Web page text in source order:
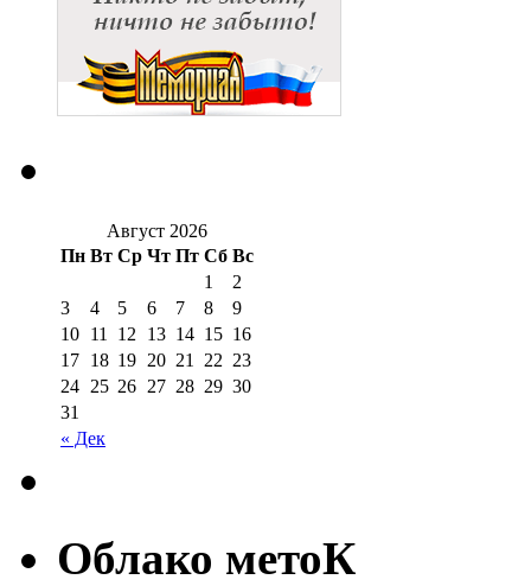
Август 2026
Пн Вт Ср Чт Пт Сб Вс
« Дек
1
2
3
4 5 6 7 8
9
10 11 12 13 14 15 16
17 18 19 20 21 22 23
24 25 26 27 28 29 30
31
Облако метоК